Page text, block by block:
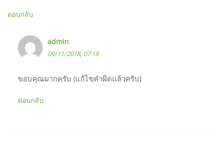
ตอบกลับ
admin
09/11/2018, 07:18
ขอบคุณมากครับ (แก้ไขคำผิดแล้วครับ)
ตอบกลับ